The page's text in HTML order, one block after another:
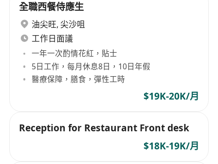
全職西餐侍應生
油尖旺, 尖沙咀
工作日面議
一年一次酌情花紅，貼士
5日工作，每月休息8日，10日年假
醫療保障，膳食，彈性工時
$19K-20K/月
Reception for Restaurant Front desk
$18K-19K/月